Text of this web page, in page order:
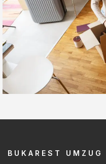
BUKAREST